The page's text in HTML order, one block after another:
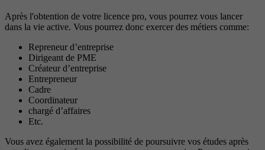
Après l'obtention de votre licence pro, vous pourrez vous lancer
dans la vie active. Vous pourrez donc exercer des métiers comme:
Repreneur d’entreprise
Dirigeant de PME
Créateur d’entreprise
Entrepreneur
Cadre
Coordinateur
chargé d’affaires
Etc.
Vous avez également la possibilité de poursuivre vos études après